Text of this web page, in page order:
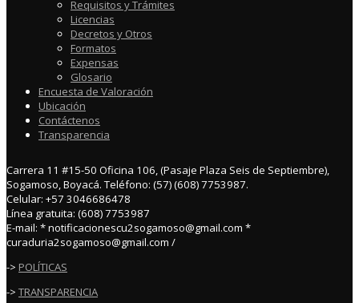
Requisitos y Trámites
Licencias
Decretos y Otros
Formatos
Expensas
Glosario
Encuesta de Valoración
Ubicación
Contáctenos
Transparencia
Carrera 11 #15-50 Oficina 106, (Pasaje Plaza Seis de Septiembre),
Sogamoso, Boyacá. Teléfono: (57) (608) 7753987.
Celular: +57 3046686478
Línea gratuita: (608) 7753987
E-mail: * notificacionescu2sogamoso@gmail.com *
curaduria2sogamoso@gmail.com /
-> POLÍTICAS
-> TRANSPARENCIA